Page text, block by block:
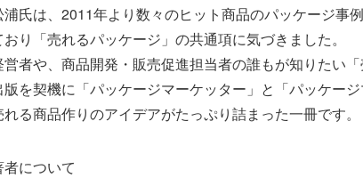
浦氏は、2011年より数々のヒット商品のパッケージ事
おり「売れるパッケージ」の共通項に気づきました。
営者や、商品開発・販売促進担当者の誰もが知りたい
版を契機に「パッケージマーケッター」と「パッケー
れる商品作りのアイデアがたっぷり詰まった一冊です。
者について